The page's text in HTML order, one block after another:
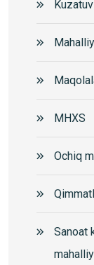
MHXS
Ochiq
Sanoat